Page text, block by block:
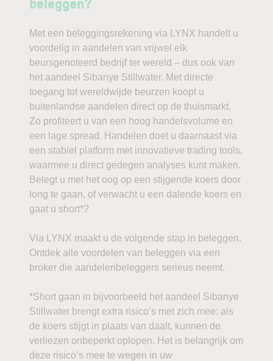
Met een beleggingsrekening via LYNX handelt u
voordelig in aandelen van vrijwel elk
beursgenoteerd bedrijf ter wereld – dus ook van
het aandeel Sibanye Stillwater. Met directe
toegang tot wereldwijde beurzen koopt u
buitenlandse aandelen direct op de thuismarkt.
Zo profiteert u van een hoog handelsvolume en
een lage spread. Handelen doet u daarnaast via
een stabiel platform met innovatieve trading tools,
waarmee u direct gedegen analyses kunt maken.
Belegt u met het oog op een stijgende koers door
long te gaan, of verwacht u een dalende koers en
gaat u short*?
Via LYNX maakt u de volgende stap in beleggen.
Ontdek alle voordelen van beleggen via een
broker die aandelenbeleggers serieus neemt.
*Short gaan in bijvoorbeeld het aandeel Sibanye
Stillwater brengt extra risico’s met zich mee: als
de koers stijgt in plaats van daalt, kunnen de
verliezen onbeperkt oplopen. Het is belangrijk om
deze risico’s mee te wegen in uw